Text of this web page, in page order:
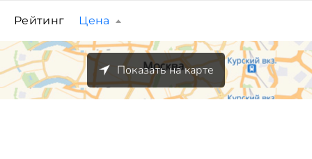
Рейтинг Цена
Показать на карте